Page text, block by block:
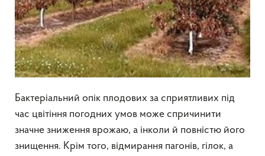
Бактеріальний опік плодових за сприятливих під
час цвітіння погодних умов може спричинити
значне зниження врожаю, а інколи й повністю його
знищення. Крім того, відмирання пагонів, гілок, а